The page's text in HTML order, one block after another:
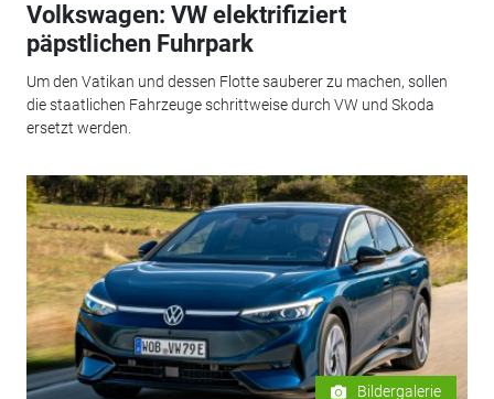
Volkswagen: VW elektrifiziert
päpstlichen Fuhrpark
Um den Vatikan und dessen Flotte sauberer zu machen, sollen
die staatlichen Fahrzeuge schrittweise durch VW und Skoda
ersetzt werden.
Bildergalerie